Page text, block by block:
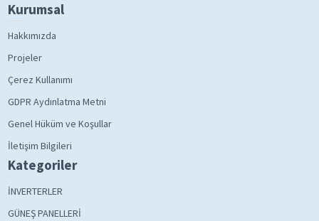
Kurumsal
Hakkımızda
Projeler
Çerez Kullanımı
GDPR Aydınlatma Metni
Genel Hüküm ve Koşullar
İletişim Bilgileri
Kategoriler
İNVERTERLER
GÜNEŞ PANELLERİ